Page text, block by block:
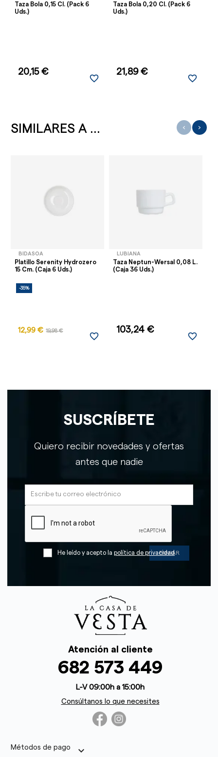
Taza Bola 0,15 Cl. (Pack 6
Uds.)
20,15 €
favorite_border
Taza Bola 0,20 Cl. (Pack 6
Uds.)
21,89 €
favorite_border
SIMILARES A ...
BIDASOA
Platillo Serenity Hydrozero
15 Cm. (Caja 6 Uds.)
-35%
12,99 € 19,98 €
favorite_border
LUBIANA
Taza Neptun-Wersal 0,08 L.
(Caja 36 Uds.)
103,24 €
favorite_border
‹ ›
SUSCRÍBETE
Quiero recibir novedades y ofertas
antes que nadie
He leído y acepto la política de privacidad
Atención al cliente
682 573 449
L-V 09:00h a 15:00h
Consúltanos lo que necesites
Métodos de pago keyboard_arrow_down